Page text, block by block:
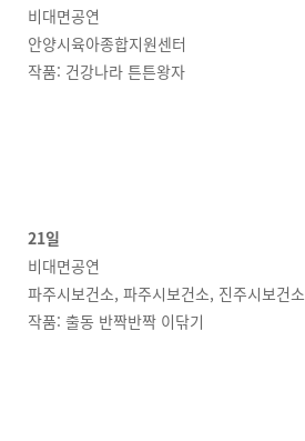
비대면공연
안양시육아종합지원센터
작품: 건강나라 튼튼왕자
21일
비대면공연
파주시보건소, 파주시보건소, 진주시보건소
작품: 출동 반짝반짝 이닦기